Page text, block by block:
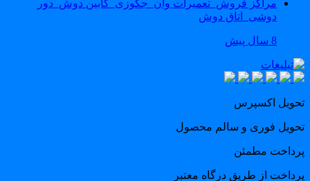
مراکز فروش_تعمیرات وان_جکوزی_کابین دوش_دور
دوشی_اتاق دوش
اکسپرس
فوری و سالم محصول
مطمئن
از طریق درگاه معتبر